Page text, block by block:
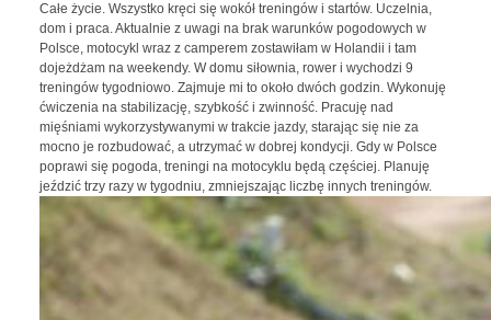
Całe życie. Wszystko kręci się wokół treningów i startów. Uczelnia,
dom i praca. Aktualnie z uwagi na brak warunków pogodowych w
Polsce, motocykl wraz z camperem zostawiłam w Holandii i tam
dojeżdżam na weekendy. W domu siłownia, rower i wychodzi 9
treningów tygodniowo. Zajmuje mi to około dwóch godzin. Wykonuję
ćwiczenia na stabilizację, szybkość i zwinność. Pracuję nad
mięśniami wykorzystywanymi w trakcie jazdy, starając się nie za
mocno je rozbudować, a utrzymać w dobrej kondycji. Gdy w Polsce
poprawi się pogoda, treningi na motocyklu będą częściej. Planuję
jeździć trzy razy w tygodniu, zmniejszając liczbę innych treningów.